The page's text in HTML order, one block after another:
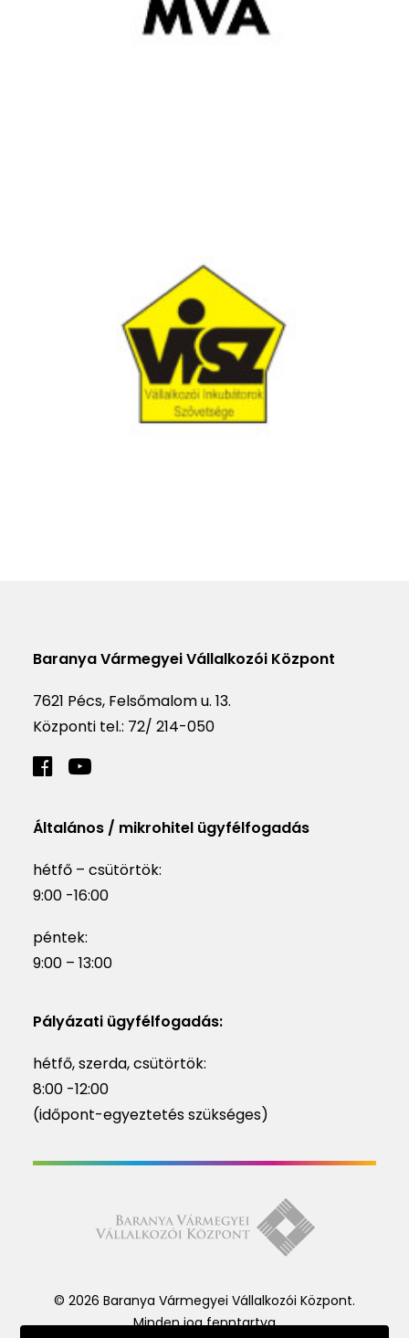
Baranya Vármegyei Vállalkozói Központ
7621 Pécs, Felsőmalom u. 13.
Központi tel.: 72/ 214-050
Általános / mikrohitel ügyfélfogadás
hétfő – csütörtök:
9:00 -16:00
péntek:
9:00 – 13:00
Pályázati ügyfélfogadás:
hétfő, szerda, csütörtök:
8:00 -12:00
(időpont-egyeztetés szükséges)
© 2026 Baranya Vármegyei Vállalkozói Központ.
Minden jog fenntartva